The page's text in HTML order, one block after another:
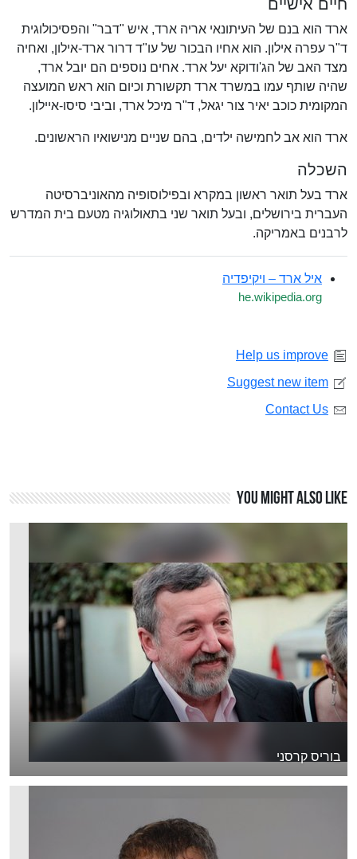
חיים אישיים
ארד הוא בנם של העיתונאי אריה ארד, איש "דבר" והפסיכולוגית
ד"ר עפרה אילון. הוא אחיו הבכור של עו"ד דרור ארד-אילון, ואחיה
מצד האב של הג'ודוקא יעל ארד. אחים נוספים הם יובל ארד,
שהיה שותף עמו במשרד ארד תקשורת וכיום הוא ראש המועצה
המקומית כוכב יאיר צור יגאל, ד"ר מיכל ארד, וביבי סיסו-איילון.
ארד הוא אב לחמישה ילדים, בהם שניים מנישואיו הראשונים.
השכלה
ארד בעל תואר ראשון במקרא ובפילוסופיה מהאוניברסיטה
העברית בירושלים, ובעל תואר שני בתאולוגיה מטעם בית המדרש
לרבנים באמריקה.
איל ארד – ויקיפדיה
he.wikipedia.org
Help us improve
Suggest new item
Contact Us
You might also like
בוריס קרסני